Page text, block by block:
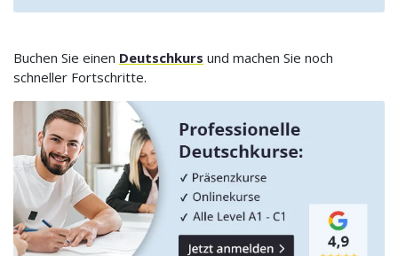
Buchen Sie einen Deutschkurs und machen Sie noch
schneller Fortschritte.